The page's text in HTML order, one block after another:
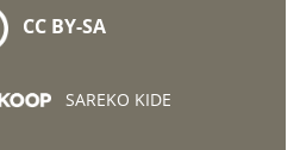
CC BY-SA
SAREKO KIDE